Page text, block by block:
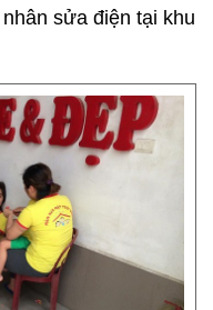
sửa điện tại khu